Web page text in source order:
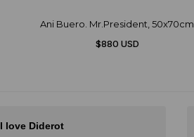
Ani Buero. Mr.President, 50x70cm
$880 USD
I love Diderot